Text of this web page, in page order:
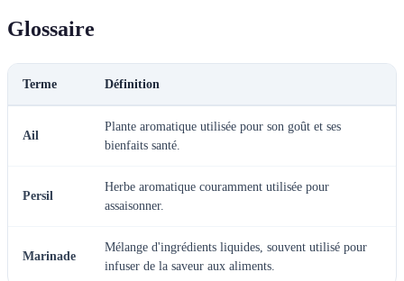
Glossaire
Terme Définition
Ail
Plante aromatique utilisée pour son goût et ses
bienfaits santé.
Persil
Herbe aromatique couramment utilisée pour
assaisonner.
Marinade
Mélange d'ingrédients liquides, souvent utilisé pour
infuser de la saveur aux aliments.